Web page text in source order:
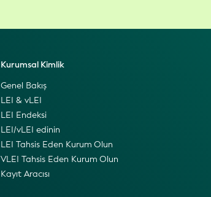
Kurumsal Kimlik
Genel Bakış
LEI & vLEI
LEI Endeksi
LEI/vLEI edinin
LEI Tahsis Eden Kurum Olun
VLEI Tahsis Eden Kurum Olun
Kayıt Aracısı